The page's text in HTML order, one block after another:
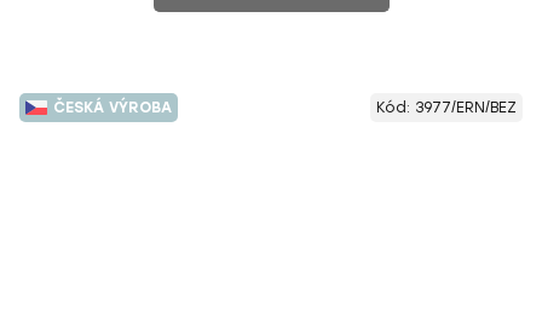
ČESKÁ VÝROBA Kód: 3977/ERN/BEZ